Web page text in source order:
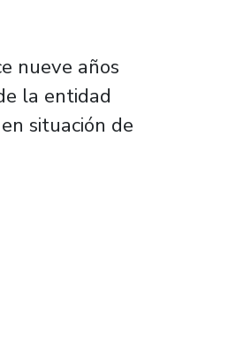
nueve años
la entidad
situación de
nuestra Universidad